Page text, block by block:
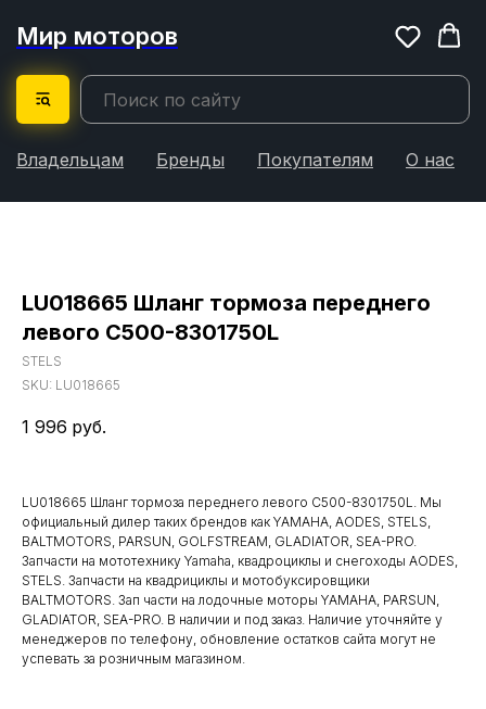
Мир моторов
Владельцам Бренды Покупателям О нас
LU018665 Шланг тормоза переднего
левого C500-8301750L
STELS
SKU: LU018665
1 996 руб.
LU018665 Шланг тормоза переднего левого C500-8301750L. Мы
официальный дилер таких брендов как YAMAHA, AODES, STELS,
BALTMOTORS, PARSUN, GOLFSTREAM, GLADIATOR, SEA-PRO.
Запчасти на мототехнику Yamaha, квадроциклы и снегоходы AODES,
STELS. Запчасти на квадрициклы и мотобуксировщики
BALTMOTORS. Зап части на лодочные моторы YAMAHA, PARSUN,
GLADIATOR, SEA-PRO. В наличии и под заказ. Наличие уточняйте у
менеджеров по телефону, обновление остатков сайта могут не
успевать за розничным магазином.